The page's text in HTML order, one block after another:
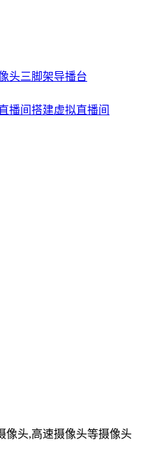
头三脚架导播台
播间搭建虚拟直播间
像头,高速摄像头等摄像头